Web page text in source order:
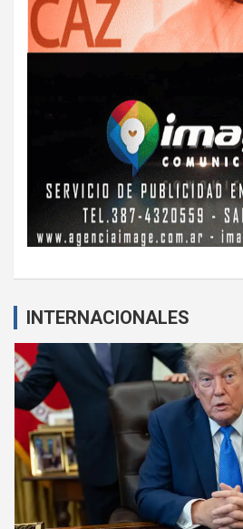
INTERNACIONALES